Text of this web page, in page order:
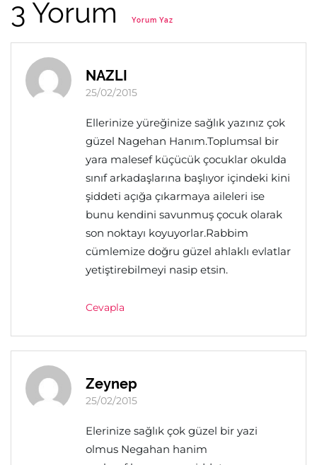
3 Yorum Yorum Yaz
NAZLI
25/02/2015
Ellerinize yüreğinize sağlık yazınız çok
güzel Nagehan Hanım.Toplumsal bir
yara malesef küçücük çocuklar okulda
sınıf arkadaşlarına başlıyor içindeki kini
şiddeti açığa çıkarmaya aileleri ise
bunu kendini savunmuş çocuk olarak
son noktayı koyuyorlar.Rabbim
cümlemize doğru güzel ahlaklı evlatlar
yetiştirebilmeyi nasip etsin.
Cevapla
Zeynep
25/02/2015
Elerinize sağlık çok güzel bir yazi
olmus Negahan hanim